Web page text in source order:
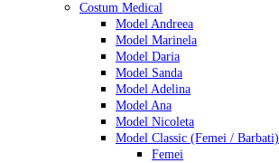
Costum Medical
Model Andreea
Model Marinela
Model Daria
Model Sanda
Model Adelina
Model Ana
Model Nicoleta
Model Classic (Femei / Barbati)
Femei